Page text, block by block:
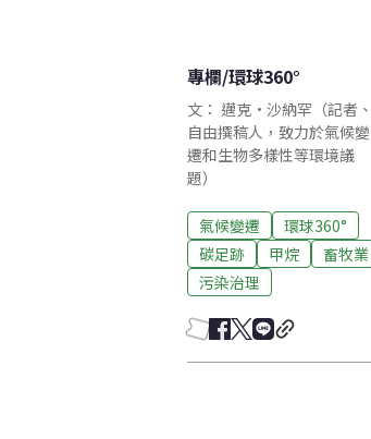
專欄/環球360°
文： 邁克·沙納罕（記者、
自由撰稿人，致力於氣候變
遷和生物多樣性等環境議
題）
氣候變遷
環球360°
碳足跡
甲烷
畜牧業
污染治理